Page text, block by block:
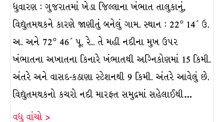
ધુવારણ : ગુજરાતમાં ખેડા જિલ્લાના ખંભાત તાલુકાનું,
વિદ્યુતમથકને કારણે જાણીતું બનેલું ગામ. સ્થાન : 22° 14´ ઉ.
અ. અને 72° 46´ પૂ. રે.. તે મહી નદીના મુખ ઉપર
ખંભાતના અખાતના કિનારે ખંભાતથી અગ્નિકોણમાં 15 કિમી.
અંતરે અને વાસદ-કઠાણા સ્ટેશનથી 9 કિમી. અંતરે આવેલું છે.
વિદ્યુતમથકનો કચરો નદી મારફત સમુદ્રમાં સહેલાઈથી…
વધુ વાંચો >